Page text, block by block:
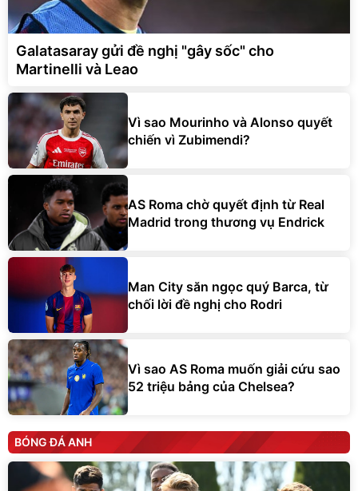
Galatasaray gửi đề nghị "gây sốc" cho
Martinelli và Leao
Vì sao Mourinho và Alonso quyết
chiến vì Zubimendi?
AS Roma chờ quyết định từ Real
Madrid trong thương vụ Endrick
Man City săn ngọc quý Barca, từ
chối lời đề nghị cho Rodri
Vì sao AS Roma muốn giải cứu sao
52 triệu bảng của Chelsea?
BÓNG ĐÁ ANH